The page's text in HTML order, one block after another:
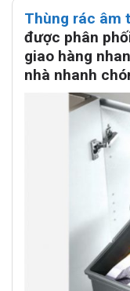
Thùng rác âm
được phân
giao hàng
nhà nhanh